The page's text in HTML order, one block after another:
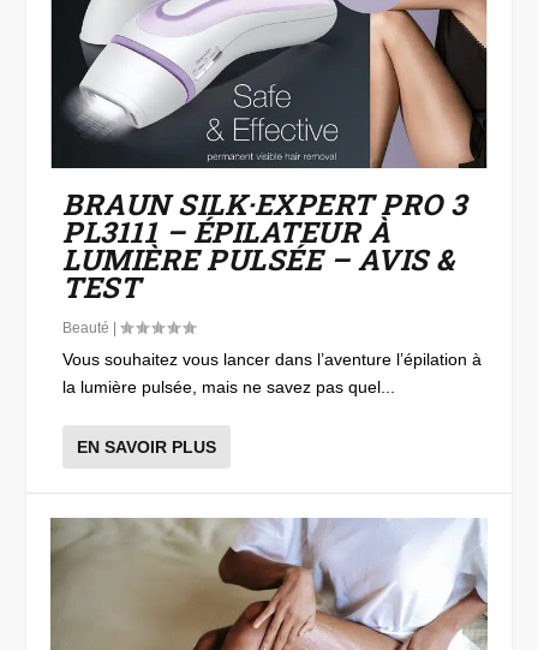
BRAUN SILK·EXPERT PRO 3
PL3111 – ÉPILATEUR À
LUMIÈRE PULSÉE – AVIS &
TEST
Beauté |
Vous souhaitez vous lancer dans l’aventure l’épilation à
la lumière pulsée, mais ne savez pas quel...
EN SAVOIR PLUS